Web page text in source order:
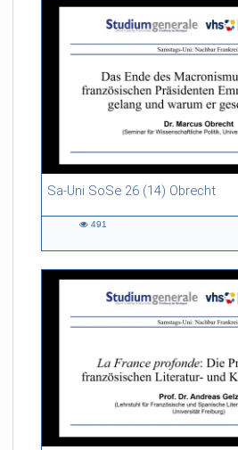
Sa-Uni SoSe 26 (14) Obrecht
46:53 duration
491